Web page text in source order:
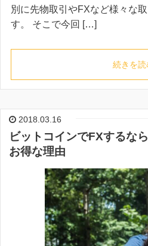
別に先物取引やFXなど様々な
す。 そこで今回 […]
続きを読
2018.03.16
ビットコインでFXするな
お得な理由